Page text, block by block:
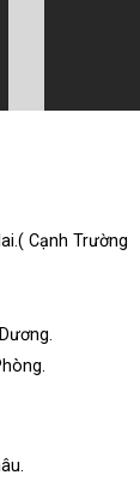
Cạnh Trường